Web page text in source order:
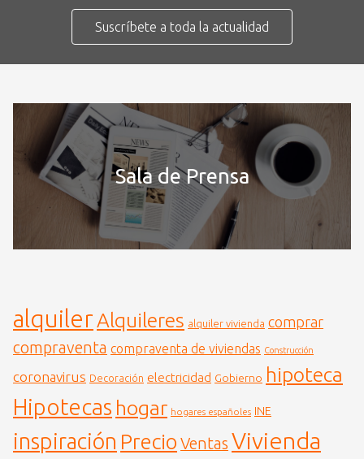
Suscríbete a toda la actualidad
Sala de Prensa
alquilerAlquileres alquiler vivienda comprar
compraventa compraventa de viviendas Construcción
coronavirus Decoración electricidad Gobierno hipoteca
Hipotecas hogar hogares españoles INE
inspiración Precio Ventas Vivienda